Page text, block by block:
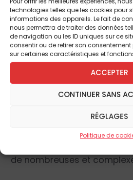
technologies telles que les cookies pour
informations des appareils. Le fait de
nous permettra de traiter des données
de navigation ou les ID uniques sur ce
consentir ou de retirer son
sur certaines caractéristiques et
ACCEPTER
CONTINUER SANS
RÉGLAGES
Politique de
La médaille en tant
particulier celle du
aucun cas un talisman ou la
superstition. Elle nous
notre entrée dans l’Église
parce qu’elle est un
bien sa fabrication. Du
jusqu’à la remise par le
de nombreuses et